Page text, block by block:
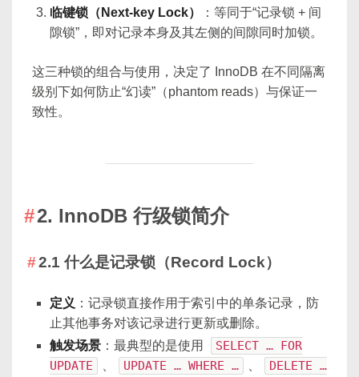
临键锁（Next-key Lock）
：等同于“记录锁 + 间
隙锁”，即对记录本身及其左侧的间隙同时加锁。
这三种锁的组合与使用，决定了 InnoDB 在不同隔离
级别下如何防止“幻读”（phantom reads）与保证一
致性。
2. InnoDB 行级锁简介
2.1 什么是记录锁（Record Lock）
定义 ：记录锁直接作用于索引中的单条记录，防
止其他事务对该记录进行更新或删除。
触发场景 ：最典型的是使用
SELECT … FOR
UPDATE
UPDATE … WHERE …
DELETE …